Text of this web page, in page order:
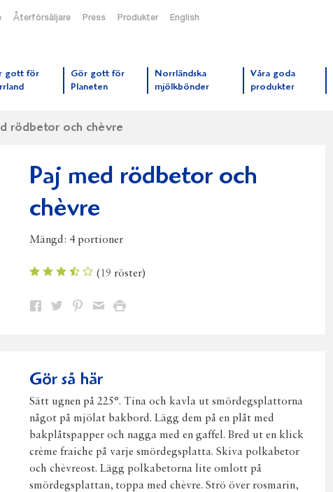
Återförsäljare Press Produkter English
gott för
Gör gott för
Planeten
Norrländska
mjölkbönder
Våra goda
produkter
rödbetor och chèvre
Paj med rödbetor och
chèvre
Mängd: 4 portioner
(19 röster)
Dela Dela Dela DelaSkriv
Gör så här
Sätt ugnen på 225°. Tina och kavla ut smördegsplattorna
något på mjölat bakbord. Lägg dem på en plåt med
bakplåtspapper och nagga med en gaffel. Bred ut en klick
crème fraiche på varje smördegsplatta. Skiva polkabetor
och chèvreost. Lägg polkabetorna lite omlott på
smördegsplattan, toppa med chèvre. Strö över rosmarin,